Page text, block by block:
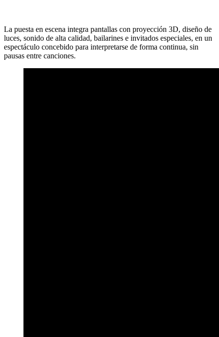
La puesta en escena integra pantallas con proyección 3D, diseño de
luces, sonido de alta calidad, bailarines e invitados especiales, en un
espectáculo concebido para interpretarse de forma continua, sin
pausas entre canciones.